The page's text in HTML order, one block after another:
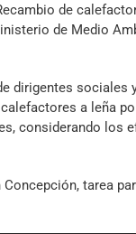
de
de Medio
dirigentes sociales
a leña
considerando los
tarea